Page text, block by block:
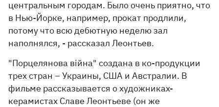
центральным городам. Было очень приятно, что
в Нью-Йорке, например, прокат продлили,
потому что всю дебютную неделю зал
наполнялся, - рассказал Леонтьев.
"Порцелянова війна" создана в ко-продукции
трех стран – Украины, США и Австралии. В
фильме рассказывается о художниках-
керамистах Славе Леонтьеве (он же